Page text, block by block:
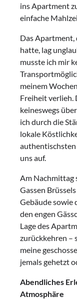
ins Apartment
einfache
Das Apartment,
hatte, lag
musste ich mir
meinem
Freiheit verlieh.
keineswegs
ich durch die
lokale
authentischsten
uns auf.
Am Nachmittag
Gassen
Gebäude sowie
den engen
Lage des
zurückkehren –
meine
jemals gehetzt
Abendliches
Atmosphäre